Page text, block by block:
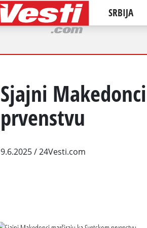
SRBIJA
Sjajni
prvenstvu
9.6.2025/ 24Vesti.com